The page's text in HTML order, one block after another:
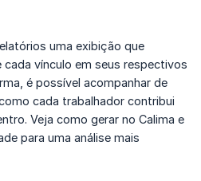
uma exibição que
vínculo em seus respectivos
é possível acompanhar de
cada trabalhador contribui
Veja como gerar no Calima e
para uma análise mais